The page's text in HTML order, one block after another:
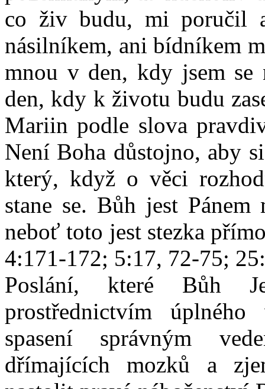
co živ budu, mi poručil
násilníkem, ani bídníkem
mnou v den, kdy jsem
den, kdy k životu budu
Mariin podle slova
Není Boha důstojno, aby
který, když o věci
stane se. Bůh jest
neboť toto jest stezka
4:171-172; 5:17, 72-75;
Poslání, které Bůh
prostřednictvím
spasení správným
dřímajících mozků a